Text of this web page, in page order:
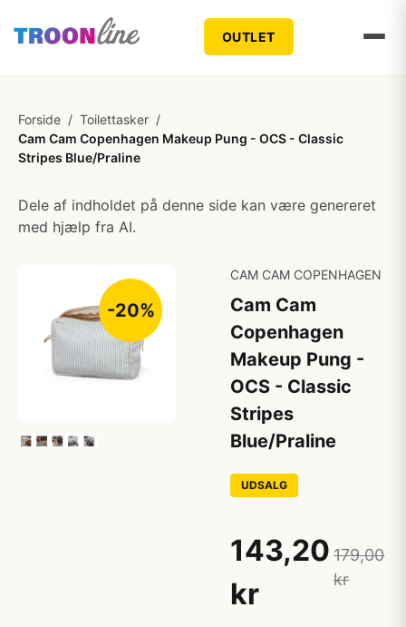
OUTLET
Forside / Toilettasker /
Cam Cam Copenhagen Makeup Pung - OCS - Classic
Stripes Blue/Praline
Dele af indholdet på denne side kan være genereret
med hjælp fra AI.
-20%
CAM CAM COPENHAGEN
Cam Cam
Copenhagen
Makeup Pung -
OCS - Classic
Stripes
Blue/Praline
UDSALG
143,20
kr
179,00
kr